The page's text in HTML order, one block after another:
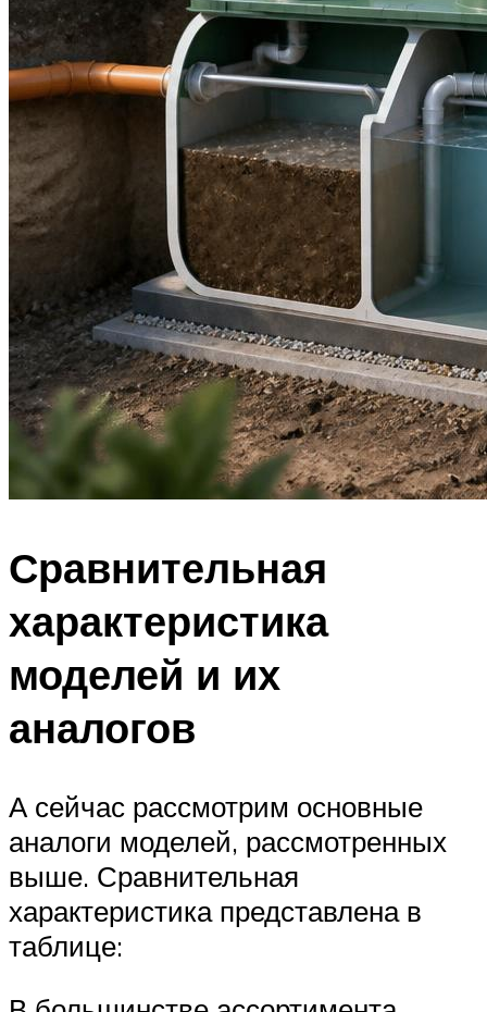
Сравнительная
характеристика
моделей и их
аналогов
А сейчас рассмотрим основные
аналоги моделей, рассмотренных
выше. Сравнительная
характеристика представлена в
таблице: